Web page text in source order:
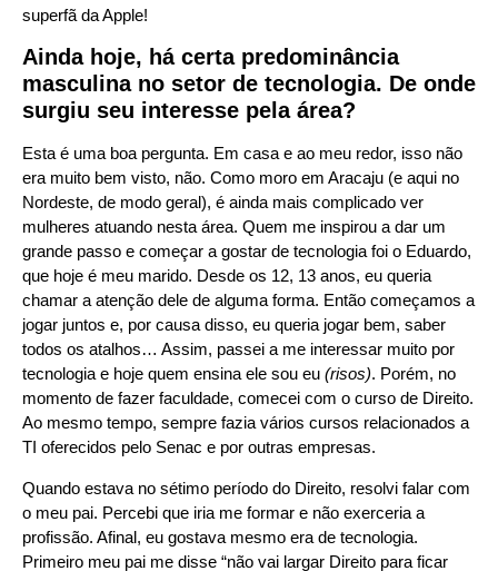
superfã da Apple!
Ainda hoje, há certa predominância
masculina no setor de tecnologia. De onde
surgiu seu interesse pela área?
Esta é uma boa pergunta. Em casa e ao meu redor, isso não
era muito bem visto, não. Como moro em Aracaju (e aqui no
Nordeste, de modo geral), é ainda mais complicado ver
mulheres atuando nesta área. Quem me inspirou a dar um
grande passo e começar a gostar de tecnologia foi o Eduardo,
que hoje é meu marido. Desde os 12, 13 anos, eu queria
chamar a atenção dele de alguma forma. Então começamos a
jogar juntos e, por causa disso, eu queria jogar bem, saber
todos os atalhos… Assim, passei a me interessar muito por
tecnologia e hoje quem ensina ele sou eu (risos). Porém, no
momento de fazer faculdade, comecei com o curso de Direito.
Ao mesmo tempo, sempre fazia vários cursos relacionados a
TI oferecidos pelo Senac e por outras empresas.
Quando estava no sétimo período do Direito, resolvi falar com
o meu pai. Percebi que iria me formar e não exerceria a
profissão. Afinal, eu gostava mesmo era de tecnologia.
Primeiro meu pai me disse “não vai largar Direito para ficar